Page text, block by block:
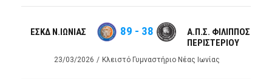
ΕΣΚΔ Ν.ΙΩΝΙΑΣ 89 - 38
Α.Π.Σ. ΦΙΛΙΠΠΟΣ
ΠΕΡΙΣΤΕΡΙΟΥ
23/03/2026 Κλειστό Γυμναστήριο Νέας Ιωνίας